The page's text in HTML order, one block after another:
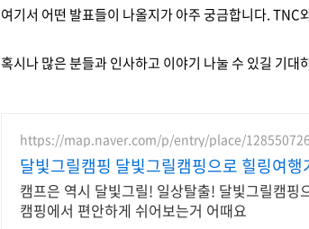
여기서 어떤 발표들이 나올지가 아주 궁금합니다.
혹시나 많은 분들과 인사하고 이야기 나눌 수 있길 기대
https://map.naver.com/p/entry/place/
달빛그릴캠핑 달빛그릴캠핑으로 힐링여행
캠프은 역시 달빛그릴! 일상탈출! 달빛그릴캠
캠핑에서 편안하게 쉬어보는거 어때요